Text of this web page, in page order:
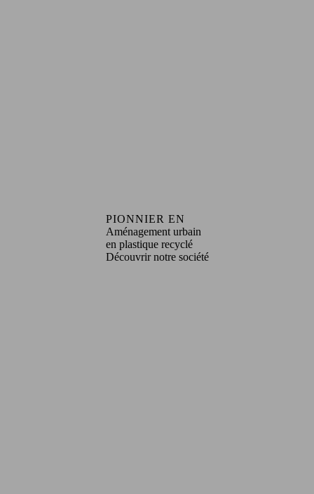
PIONNIER EN
Aménagement urbain
en plastique recyclé
Découvrir notre société